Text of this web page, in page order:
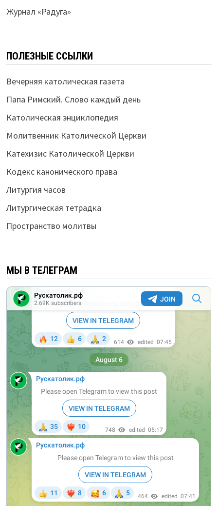
Журнал «Радуга»
ПОЛЕЗНЫЕ ССЫЛКИ
Вечерняя католическая газета
Папа Римский. Слово каждый день
Католическая энциклопедия
Молитвенник Католической Церкви
Катехизис Католической Церкви
Кодекс канонического права
Литургия часов
Литургическая тетрадка
Пространство молитвы
МЫ В ТЕЛЕГРАМ